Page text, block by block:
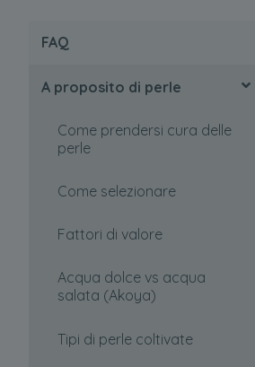
FAQ
A proposito di perle
Come prendersi cura delle
perle
Come selezionare
Fattori di valore
Acqua dolce vs acqua
salata (Akoya)
Tipi di perle coltivate